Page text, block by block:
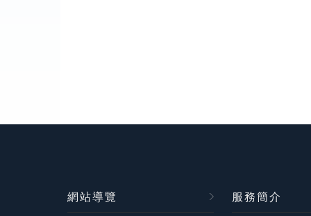
網站導覽 服務簡介